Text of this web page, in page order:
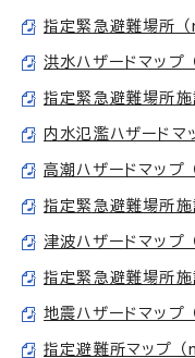
指定緊急避難場所
洪水ハザードマッ
指定緊急避難場所
内水氾濫ハザード
高潮ハザードマッ
指定緊急避難場所
津波ハザードマッ
指定緊急避難場所
地震ハザードマッ
指定避難所マップ